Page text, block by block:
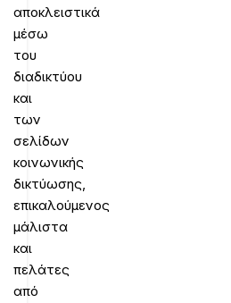
αποκλειστικά
μέσω
του
διαδικτύου
και
των
σελίδων
κοινωνικής
δικτύωσης,
επικαλούμενος
μάλιστα
και
πελάτες
από